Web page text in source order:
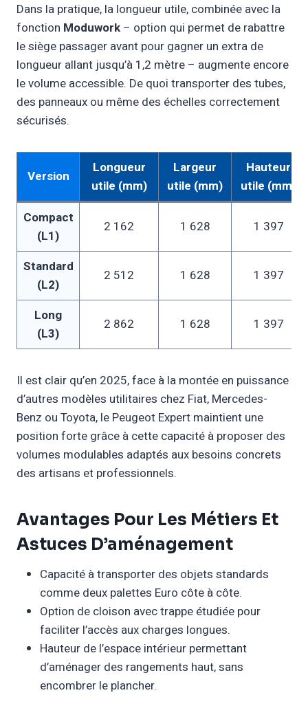
Dans la pratique, la longueur utile, combinée avec la
fonction Moduwork – option qui permet de rabattre
le siège passager avant pour gagner un extra de
longueur allant jusqu’à 1,2 mètre – augmente encore
le volume accessible. De quoi transporter des tubes,
des panneaux ou même des échelles correctement
sécurisés.
Version
Longueur
utile (mm)
Largeur
utile (mm)
Hauteur
utile (mm)
Compact
(L1)
2 162 1 628 1 397
Standard
(L2)
2 512 1 628 1 397
Long
(L3)
2 862 1 628 1 397
Il est clair qu’en 2025, face à la montée en puissance
d’autres modèles utilitaires chez Fiat, Mercedes-
Benz ou Toyota, le Peugeot Expert maintient une
position forte grâce à cette capacité à proposer des
volumes modulables adaptés aux besoins concrets
des artisans et professionnels.
Avantages Pour Les Métiers Et
Astuces D’aménagement
Capacité à transporter des objets standards
comme deux palettes Euro côte à côte.
Option de cloison avec trappe étudiée pour
faciliter l’accès aux charges longues.
Hauteur de l’espace intérieur permettant
d’aménager des rangements haut, sans
encombrer le plancher.